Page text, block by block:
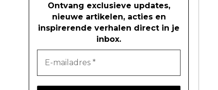
Ontvang exclusieve updates,
nieuwe artikelen, acties en
inspirerende verhalen direct in je
inbox.